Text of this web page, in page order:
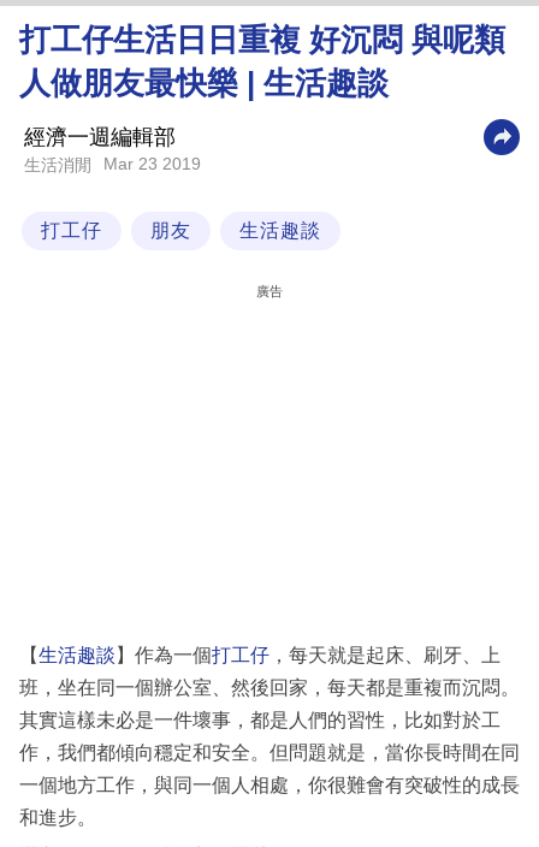
理
財
商
業
科
區
打工仔生活日日重複 好沉悶 與呢類
人做朋友最快樂 | 生活趣談
經濟一週編輯部
生活消閒 Mar 23 2019
打工仔 朋友 生活趣談
廣告
【生活趣談 】作為一個打工仔 ，每天就是起床、刷牙、上
班，坐在同一個辦公室、然後回家，每天都是重複而沉悶。
其實這樣未必是一件壞事，都是人們的習性，比如對於工
作，我們都傾向穩定和安全。但問題就是，當你長時間在同
一個地方工作，與同一個人相處，你很難會有突破性的成長
和進步。